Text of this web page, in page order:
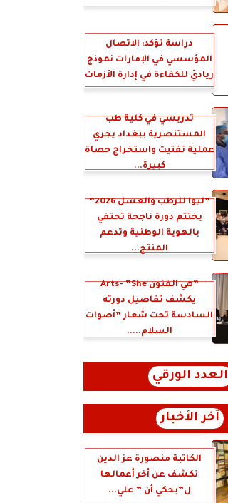
دراسة تؤكد: الاتصال
المؤسسي في الإمارات نموذج
رياديّ للكفاءة في إدارة الأزمات
تدريسي في كلية طب
المستنصرية ببغداد يجري
عملية تفتيت واستخراج حصاة
كبيرة...
”ليوا للرطب والعسل 2026”
يختتم دورة ناجحة تحتفي
بالهوية الوطنية وتدعم
المنتج...
”هي الفنون Arts- ”She
يكشف تفاصيل دورته
السادسة تحت شعار ”أصوات
السلام.....
العدد الورقي
آخر الأخبار
الكاتبة منصورة عز الدين
تكشف عن أخر أعمالها
ل”يحكي أن ” علي...